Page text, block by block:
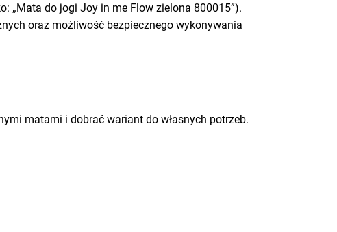
„Mata do jogi Joy in me Flow zielona 800015”).
oraz możliwość bezpiecznego wykonywania
matami i dobrać wariant do własnych potrzeb.